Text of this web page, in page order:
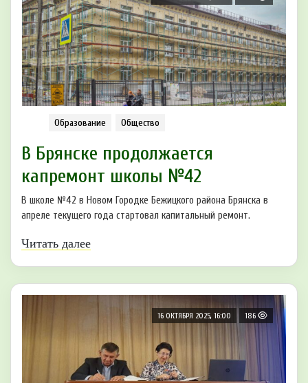
Образование Общество
В Брянске продолжается
капремонт школы №42
В школе №42 в Новом Городке Бежицкого района Брянска в
апреле текущего года стартовал капитальный ремонт.
Читать далее
16 ОКТЯБРЯ 2025, 16:00 186